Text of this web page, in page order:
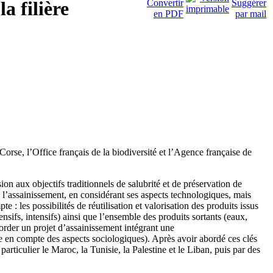
filière
l’Office français de la biodiversité et l’Agence française de
aux objectifs traditionnels de salubrité et de préservation de
en considérant ses aspects technologiques, mais
: les possibilités de réutilisation et valorisation des produits issus
intensifs) ainsi que l’ensemble des produits sortants (eaux,
un projet d’assainissement intégrant une
compte des aspects sociologiques). Après avoir abordé ces clés
le Maroc, la Tunisie, la Palestine et le Liban, puis par des